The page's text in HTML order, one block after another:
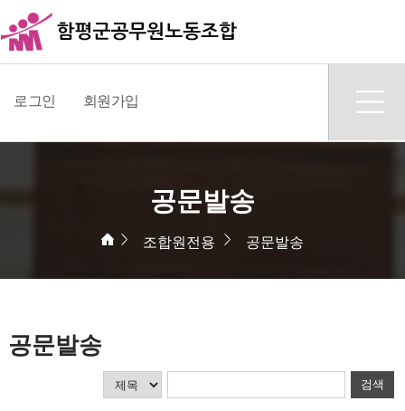
로그인 회원가입
공문발송
조합원전용 공문발송
공문발송
검색